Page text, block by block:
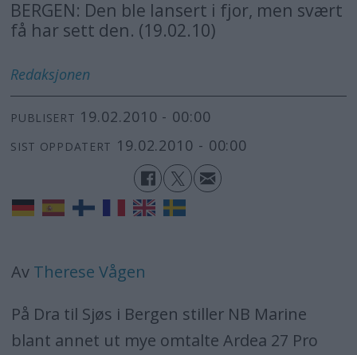
BERGEN: Den ble lansert i fjor, men svært
få har sett den. (19.02.10)
Redaksjonen
PUBLISERT 19.02.2010 - 00:00
SIST OPPDATERT 19.02.2010 - 00:00
Av Therese Vågen
På Dra til Sjøs i Bergen stiller NB Marine
blant annet ut mye omtalte Ardea 27 Pro